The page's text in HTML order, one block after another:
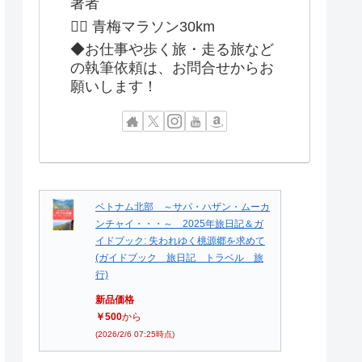
著者
🏃‍♂️ 青梅マラソン30km
◆お仕事や歩く旅・走る旅など
の執筆依頼は、お問合せからお
願いします！
ベトナム北部 ～サパ・ハザン・ムーカ
ンチャイ・・・～ 2025年旅日記＆ガ
イドブック: 失われゆく桃源郷を求めて
(ガイドブック 旅日記 トラベル 旅
行)
新品価格
￥500から
(2026/2/6 07:25時点)